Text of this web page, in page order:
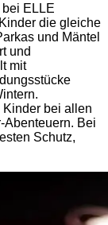
ELLE
die gleiche
und Mäntel
und
mit
bei allen
Abenteuern. Bei
Schutz,